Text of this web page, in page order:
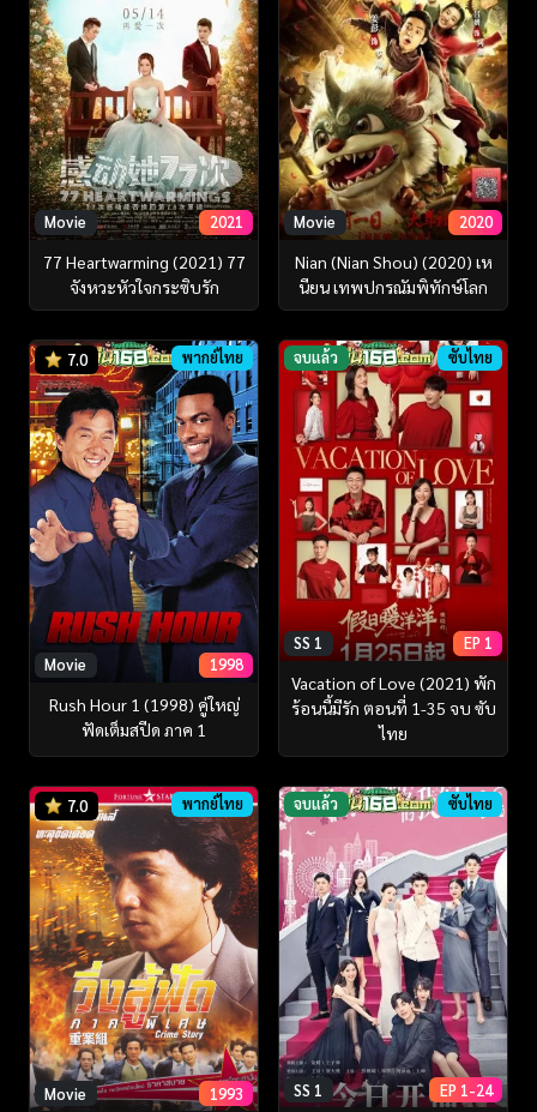
Movie 2021
77 Heartwarming (2021) 77
จังหวะหัวใจกระซิบรัก
Movie 2020
Nian (Nian Shou) (2020) เห
นียน เทพปกรณัมพิทักษ์โลก
7.0 พากย์ไทย
Movie 1998
Rush Hour 1 (1998) คู่ใหญ่
ฟัดเต็มสปีด ภาค 1
จบแล้ว ซับไทย
SS 1 EP 1
Vacation of Love (2021) พัก
ร้อนนี้มีรัก ตอนที่ 1-35 จบ ซับ
ไทย
7.0 พากย์ไทย
Movie 1993
จบแล้ว ซับไทย
SS 1 EP 1-24